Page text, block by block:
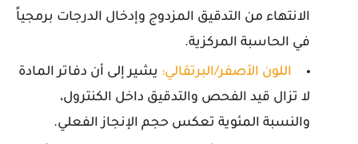
الانتهاء من التدقيق المزدوج وإدخال الدرجات برمجياً
في الحاسبة المركزية.
اللون الأصفر/البرتقالي: يشير إلى أن دفاتر المادة
لا تزال قيد الفحص والتدقيق داخل الكنترول،
والنسبة المئوية تعكس حجم الإنجاز الفعلي.